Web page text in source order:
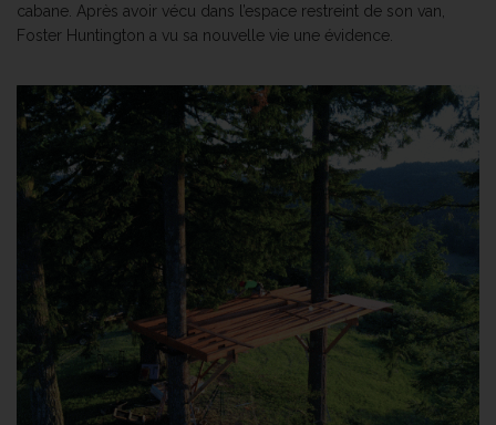
cabane. Après avoir vécu dans l’espace restreint de son van,
Foster Huntington a vu sa nouvelle vie une évidence.